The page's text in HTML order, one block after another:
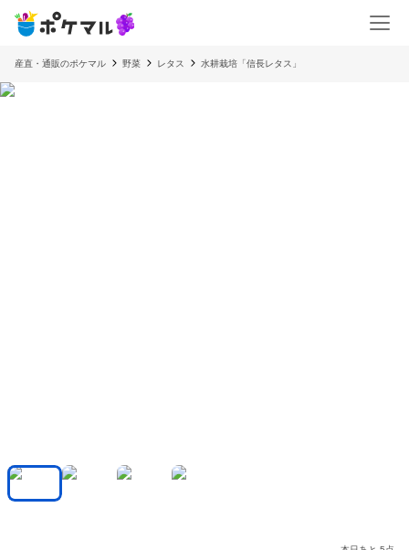
産直・通販のポケマル 野菜 レタス 水耕栽培「信長レタス」